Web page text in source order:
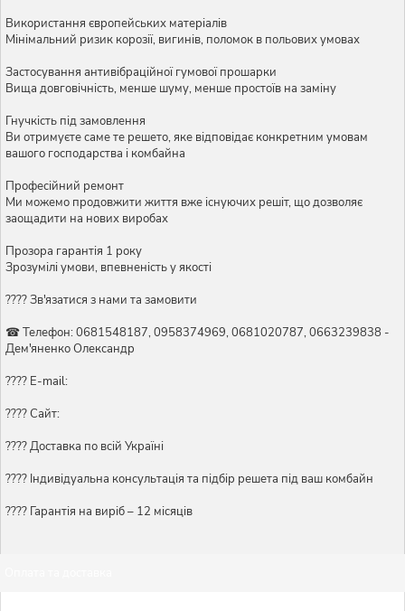
Використання європейських матеріалів
Мінімальний ризик корозії, вигинів, поломок в польових умовах
Застосування антивібраційної гумової прошарки
Вища довговічність, менше шуму, менше простоїв на заміну
Гнучкість під замовлення
Ви отримуєте саме те решето, яке відповідає конкретним умовам
вашого господарства і комбайна
Професійний ремонт
Ми можемо продовжити життя вже існуючих решіт, що дозволяє
заощадити на нових виробах
Прозора гарантія 1 року
Зрозумілі умови, впевненість у якості
???? Зв'язатися з нами та замовити
☎ Телефон: 0681548187, 0958374969, 0681020787, 0663239838 -
Дем'яненко Олександр
???? E-mail:
???? Сайт:
???? Доставка по всій Україні
????️ Індивідуальна консультація та підбір решета під ваш комбайн
???? Гарантія на виріб – 12 місяців